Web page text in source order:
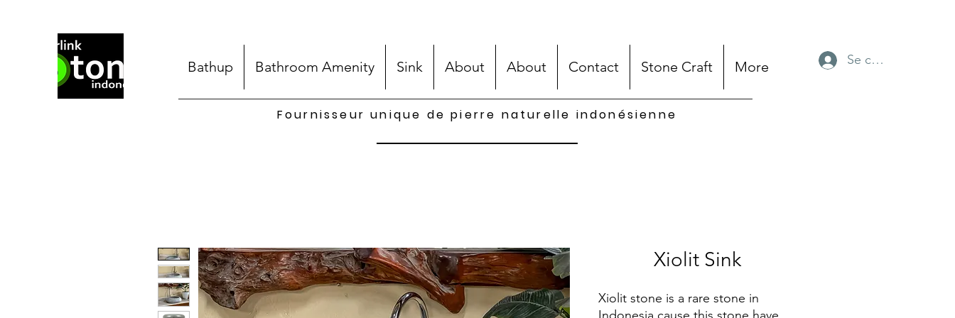
Bathup Bathroom Amenity Sink About About Contact Stone Craft More Se connecter
Fournisseur unique de pierre naturelle indonésienne
Xiolit Sink
Xiolit stone is a rare stone in